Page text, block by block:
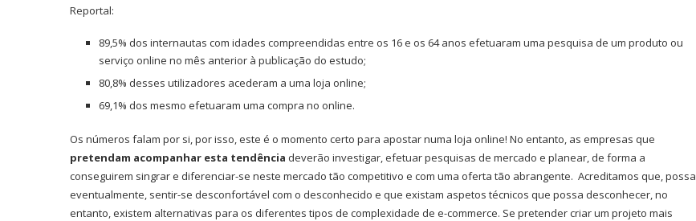
Reportal:
89,5% dos internautas com idades compreendidas entre os 16 e os 64 anos efetuaram uma pesquisa de um produto ou
serviço online no mês anterior à publicação do estudo;
80,8% desses utilizadores acederam a uma loja online;
69,1% dos mesmo efetuaram uma compra no online.
Os números falam por si, por isso, este é o momento certo para apostar numa loja online! No entanto, as empresas que
pretendam acompanhar esta tendência deverão investigar, efetuar pesquisas de mercado e planear, de forma a
conseguirem singrar e diferenciar-se neste mercado tão competitivo e com uma oferta tão abrangente. Acreditamos que, possa
eventualmente, sentir-se desconfortável com o desconhecido e que existam aspetos técnicos que possa desconhecer, no
entanto, existem alternativas para os diferentes tipos de complexidade de e-commerce. Se pretender criar um projeto mais